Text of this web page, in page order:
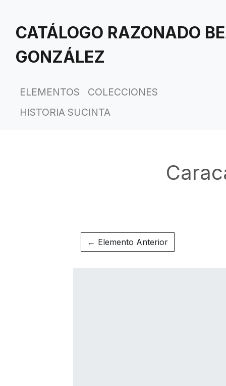
contenido
CATÁLOGO RAZONADO
GONZÁLEZ
ELEMENTOS
COLECCIONES
HISTORIA SUCINTA
← Elemento Anterior